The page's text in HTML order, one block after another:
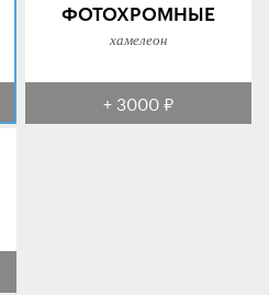
ФОТОХРОМНЫЕ
хамелеон
+ 3000 ₽